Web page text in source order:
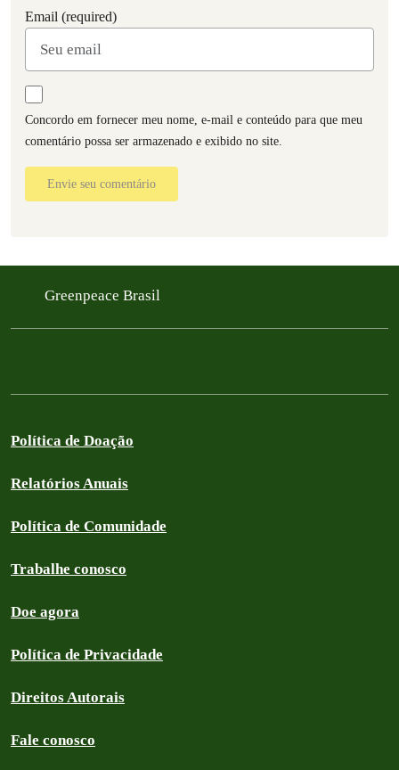
Email (required)
Concordo em fornecer meu nome, e-mail e conteúdo para que meu
comentário possa ser armazenado e exibido no site.
Envie seu comentário
Greenpeace Brasil
Política de Doação
Relatórios Anuais
Política de Comunidade
Trabalhe conosco
Doe agora
Política de Privacidade
Direitos Autorais
Fale conosco